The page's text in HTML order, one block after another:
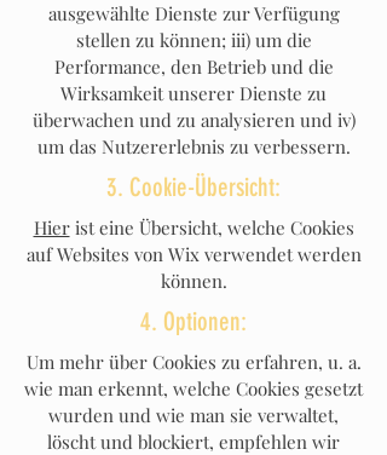
ausgewählte Dienste zur Verfügung
stellen zu können; iii) um die
Performance, den Betrieb und die
Wirksamkeit unserer Dienste zu
überwachen und zu analysieren und iv)
um das Nutzererlebnis zu verbessern.
3. Cookie-Übersicht:
Hierist eine Übersicht, welche Cookies
auf Websites von Wix verwendet werden
können.
4. Optionen:
Um mehr über Cookies zu erfahren, u. a.
wie man erkennt, welche Cookies gesetzt
wurden und wie man sie verwaltet,
löscht und blockiert, empfehlen wir